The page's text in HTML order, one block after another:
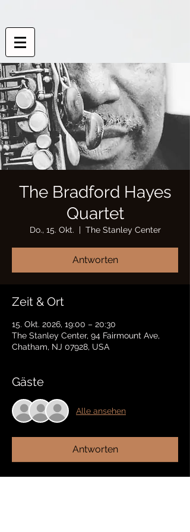
The Bradford Hayes
Quartet
Do., 15. Okt.
  |
The Stanley Center
Antworten
Zeit & Ort
15. Okt. 2026, 19:00 – 20:30
The Stanley Center, 94 Fairmount Ave,
Chatham, NJ 07928, USA
Gäste
Alle ansehen
Antworten